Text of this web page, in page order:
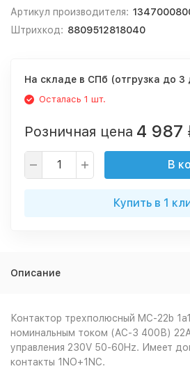
Артикул производителя:
Штрихкод: 8809512818040
На складе в СПб (отгрузка до 3
Осталась 1 шт.
Розничная цена 4 987
В
Купить в 1
Описание
Контактор трехполюсный MC-22b
номинальным током (AC-3 400В)
управления 230V 50-60Hz. Имеет
контакты 1NO+1NC.